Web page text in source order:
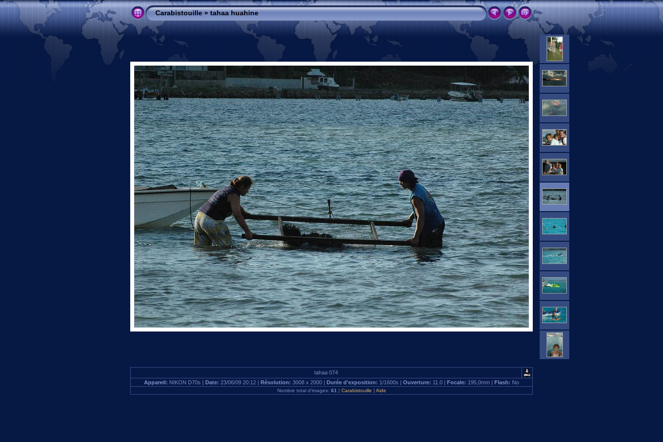
Carabistouille»tahaa huahine
tahaa 074
Appareil: NIKON D70s | Date: 23/06/09 20:12 | Résolution: 3008 x 2000 | Durée d'exposition: 1/1600s | Ouverture: 11.0 | Focale: 195,0mm | Flash: No
Nombre total d'images: 61 | Carabistouille | Aide